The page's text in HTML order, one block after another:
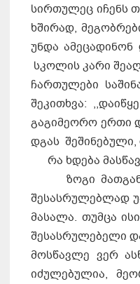
სირთულეც იჩენს
ხშირად,
უნდა
სკოლის კარი
ჩართულები
შეკითხვა:
გაგიმეორო ერთი
დგას
რა ხდება
ზოგი მათგანი
შესასრულებლად
მასალა. თუმცა
შესასრულებელი
მოსწავლე ვერ
იძულებულია,